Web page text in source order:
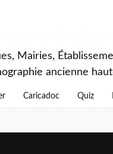
Mairies,
ancienne
Caricadoc Quiz